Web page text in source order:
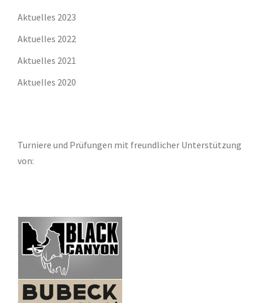
Aktuelles 2023
Aktuelles 2022
Aktuelles 2021
Aktuelles 2020
Turniere und Prüfungen mit freundlicher Unterstützung
von: